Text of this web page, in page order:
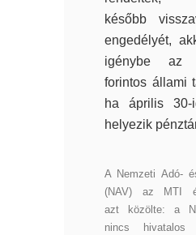
később
engedélyét,
igénybe
forintos állami
ha április 30-
helyezik
A Nemzeti Adó-
(NAV) az MTI
azt közölte: a
nincs hivatalos